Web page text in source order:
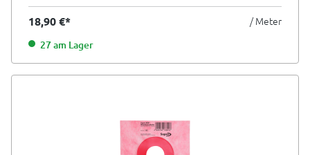
18,90 €* / Meter
27 am Lager